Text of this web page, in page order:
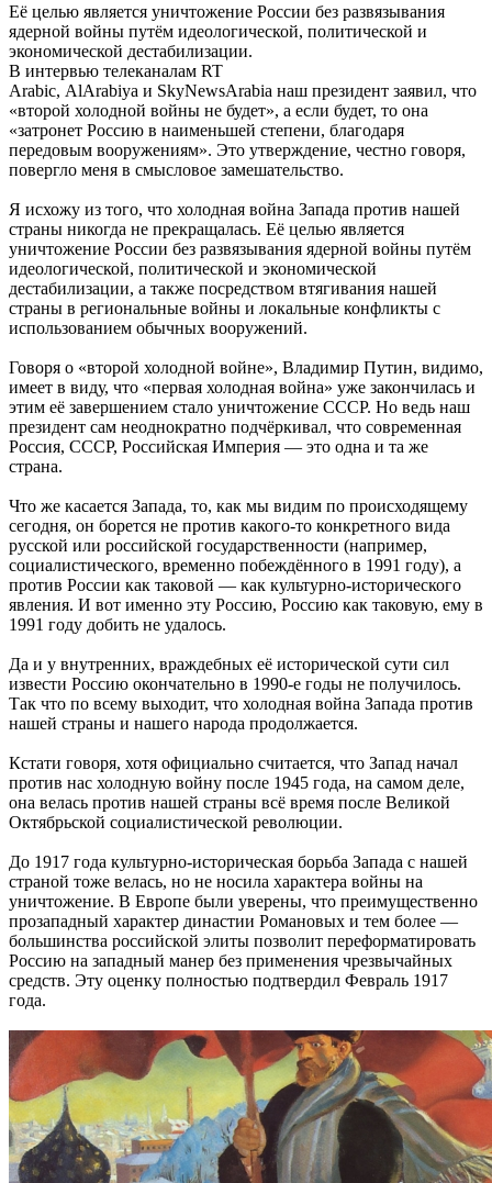
Её целью является уничтожение России без развязывания
ядерной войны путём идеологической, политической и
экономической дестабилизации.
В интервью телеканалам RT
Arabic, AlArabiya и SkyNewsArabia наш президент заявил, что
«второй холодной войны не будет», а если будет, то она
«затронет Россию в наименьшей степени, благодаря
передовым вооружениям». Это утверждение, честно говоря,
повергло меня в смысловое замешательство.
Я исхожу из того, что холодная война Запада против нашей
страны никогда не прекращалась. Её целью является
уничтожение России без развязывания ядерной войны путём
идеологической, политической и экономической
дестабилизации, а также посредством втягивания нашей
страны в региональные войны и локальные конфликты с
использованием обычных вооружений.
Говоря о «второй холодной войне», Владимир Путин, видимо,
имеет в виду, что «первая холодная война» уже закончилась и
этим её завершением стало уничтожение СССР. Но ведь наш
президент сам неоднократно подчёркивал, что современная
Россия, СССР, Российская Империя — это одна и та же
страна.
Что же касается Запада, то, как мы видим по происходящему
сегодня, он борется не против какого-то конкретного вида
русской или российской государственности (например,
социалистического, временно побеждённого в 1991 году), а
против России как таковой — как культурно-исторического
явления. И вот именно эту Россию, Россию как таковую, ему в
1991 году добить не удалось.
Да и у внутренних, враждебных её исторической сути сил
извести Россию окончательно в 1990-е годы не получилось.
Так что по всему выходит, что холодная война Запада против
нашей страны и нашего народа продолжается.
Кстати говоря, хотя официально считается, что Запад начал
против нас холодную войну после 1945 года, на самом деле,
она велась против нашей страны всё время после Великой
Октябрьской социалистической революции.
До 1917 года культурно-историческая борьба Запада с нашей
страной тоже велась, но не носила характера войны на
уничтожение. В Европе были уверены, что преимущественно
прозападный характер династии Романовых и тем более —
большинства российской элиты позволит переформатировать
Россию на западный манер без применения чрезвычайных
средств. Эту оценку полностью подтвердил Февраль 1917
года.